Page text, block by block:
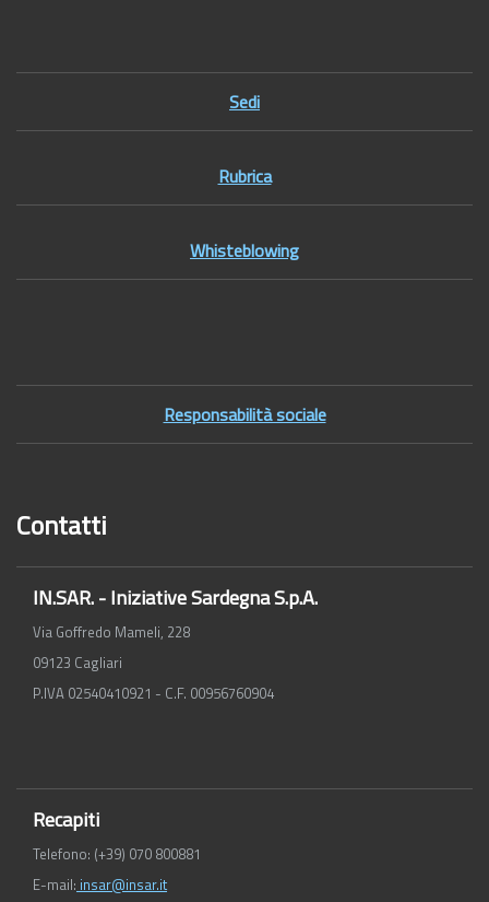
Sedi
Rubrica
Whisteblowing
Responsabilità sociale
Contatti
IN.SAR. - Iniziative Sardegna S.p.A.
Via Goffredo Mameli, 228
09123 Cagliari
P.IVA 02540410921 - C.F. 00956760904
Recapiti
Telefono: (+39) 070 800881
E-mail: insar@insar.it